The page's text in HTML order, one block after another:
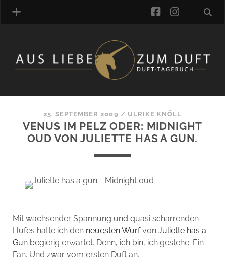
MANUFAKTUREN
DUFTNOTEN
KOMMENTARE
ARTIKEL-ARCHIV
DAS ALZD-TEAM
facebook
25. SEPTEMBER 2009 / ULRIKE KNÖLL
VENUS IM PELZ ODER: MIDNIGHT
OUD VON JULIETTE HAS A GUN.
Mit wachsender Spannung und quasi scharrenden
Hufes hatte ich den neuesten Wurfvon Juliette has a
Gunbegierig erwartet. Denn, ich bin, ich gestehe: Ein
Fan. Und zwar vom ersten Duft an.